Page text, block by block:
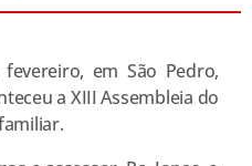
em São Pedro,
a XIII Assembleia do